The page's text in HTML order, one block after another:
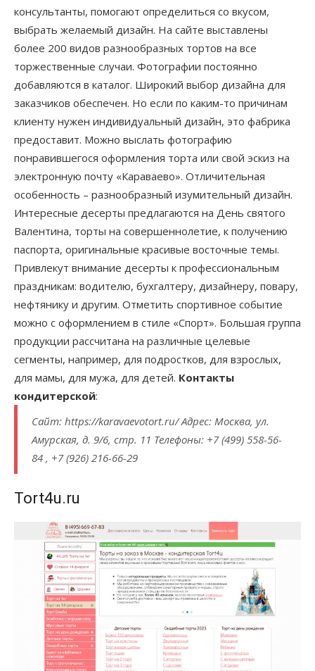
консультанты, помогают определиться со вкусом,
выбрать желаемый дизайн. На сайте выставлены
более 200 видов разнообразных тортов на все
торжественные случаи. Фотографии постоянно
добавляются в каталог. Широкий выбор дизайна для
заказчиков обеспечен. Но если по каким-то причинам
клиенту нужен индивидуальный дизайн, это фабрика
предоставит. Можно выслать фотографию
понравившегося оформления торта или свой эскиз на
электронную почту «Караваево». Отличительная
особенность – разнообразный изумительный дизайн.
Интересные десерты предлагаются на День святого
Валентина, торты на совершеннолетие, к получению
паспорта, оригинальные красивые восточные темы.
Привлекут внимание десерты к профессиональным
праздникам: водителю, бухгалтеру, дизайнеру, повару,
нефтянику и другим. Отметить спортивное событие
можно с оформлением в стиле «Спорт». Большая группа
продукции рассчитана на различные целевые
сегменты, например, для подростков, для взрослых,
для мамы, для мужа, для детей. Контакты
кондитерской:
Сайт: https://karavaevotort.ru/ Адрес: Москва, ул.
Амурская, д. 9/6, стр. 11 Телефоны: +7 (499) 558-56-
84 , +7 (926) 216-66-29
Tort4u.ru